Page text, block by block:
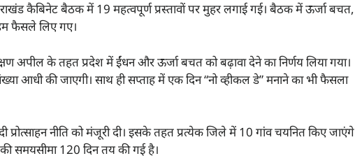
कैबिनेट बैठक में 19 महत्वपूर्ण प्रस्तावों पर मुहर लगाई गई। बैठक में ऊर्जा बचत,
फैसले लिए गए।
अपील के तहत प्रदेश में ईंधन और ऊर्जा बचत को बढ़ावा देने का निर्णय लिया गया।
आधी की जाएगी। साथ ही सप्ताह में एक दिन “नो व्हीकल डे” मनाने का भी फैसला
नीति को मंजूरी दी। इसके तहत प्रत्येक जिले में 10 गांव चयनित किए जाएंगे
समयसीमा 120 दिन तय की गई है।